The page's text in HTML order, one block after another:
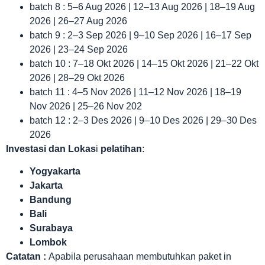
batch 8 : 5–6 Aug 2026 | 12–13 Aug 2026 | 18–19 Aug
2026 | 26–27 Aug 2026
batch 9 : 2–3 Sep 2026 | 9–10 Sep 2026 | 16–17 Sep
2026 | 23–24 Sep 2026
batch 10 : 7–18 Okt 2026 | 14–15 Okt 2026 | 21–22 Okt
2026 | 28–29 Okt 2026
batch 11 : 4–5 Nov 2026 | 11–12 Nov 2026 | 18–19
Nov 2026 | 25–26 Nov 202
batch 12 : 2–3 Des 2026 | 9–10 Des 2026 | 29–30 Des
2026
Investasi dan Lokasi pelatihan:
Yogyakarta
Jakarta
Bandung
Bali
Surabaya
Lombok
Catatan : Apabila perusahaan membutuhkan paket in